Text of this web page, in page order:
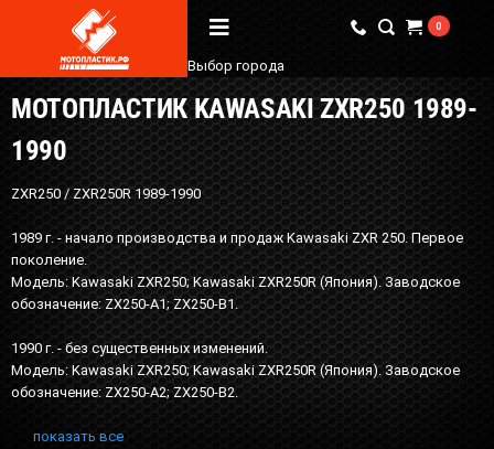
Вопрос / Ответ
Бренды
О Магазине
Мы в соцсетях
Наши контакты
+7 (924) 381-18-18
+7 (910) 684-44-88
info@мотопластик.рф
Выбор города
0
МОТОПЛАСТИК KAWASAKI ZXR250 1989-
1990
ZXR250 / ZXR250R 1989-1990
1989 г. - начало производства и продаж Kawasaki ZXR 250. Первое
поколение.
Модель: Kawasaki ZXR250; Kawasaki ZXR250R (Япония). Заводское
обозначение: ZX250-A1; ZX250-B1.
1990 г. - без существенных изменений.
Модель: Kawasaki ZXR250; Kawasaki ZXR250R (Япония). Заводское
обозначение: ZX250-A2; ZX250-B2.
показать все